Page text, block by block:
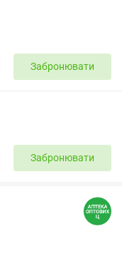
Забронювати
Забронювати